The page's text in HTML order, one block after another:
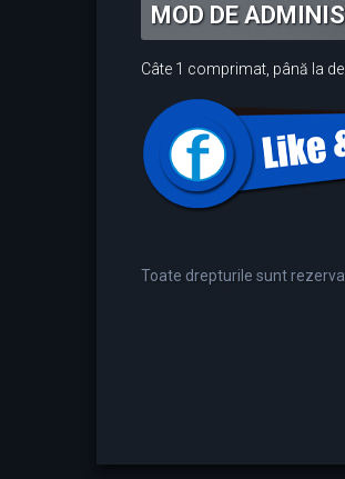
MOD DE
Câte 1 comprimat, până la
Toate drepturile sunt